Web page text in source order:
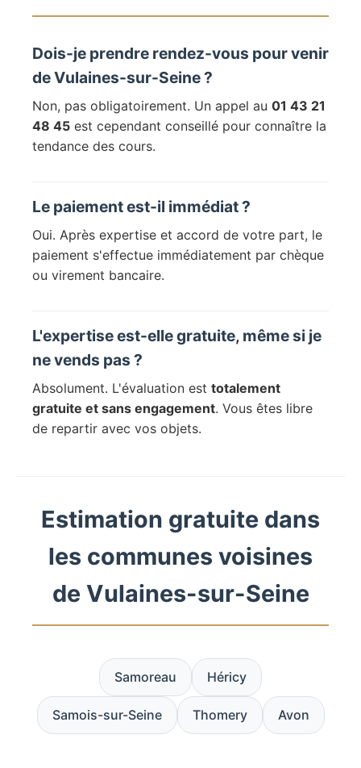
Dois-je prendre rendez-vous pour venir
de Vulaines-sur-Seine ?
Non, pas obligatoirement. Un appel au 01 43 21
48 45 est cependant conseillé pour connaître la
tendance des cours.
Le paiement est-il immédiat ?
Oui. Après expertise et accord de votre part, le
paiement s'effectue immédiatement par chèque
ou virement bancaire.
L'expertise est-elle gratuite, même si je
ne vends pas ?
Absolument. L'évaluation est totalement
gratuite et sans engagement. Vous êtes libre
de repartir avec vos objets.
Estimation gratuite dans
les communes voisines
de Vulaines-sur-Seine
Samoreau Héricy
Samois-sur-Seine Thomery Avon